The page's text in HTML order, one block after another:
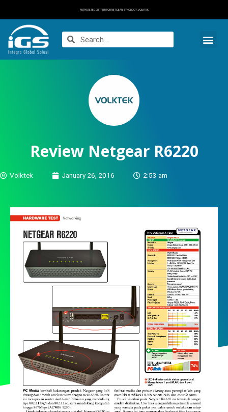
AUTHORIZED DISTRIBUTOR NETGEAR, SYNOLOGY, VOLKTEK
Review Netgear R6220
Volktek January 26, 2016 2:53 am